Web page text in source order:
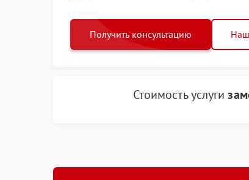
Получить консультацию
Стоимость услуги